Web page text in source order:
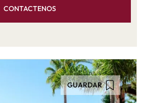
CONTACTENOS
GUARDAR